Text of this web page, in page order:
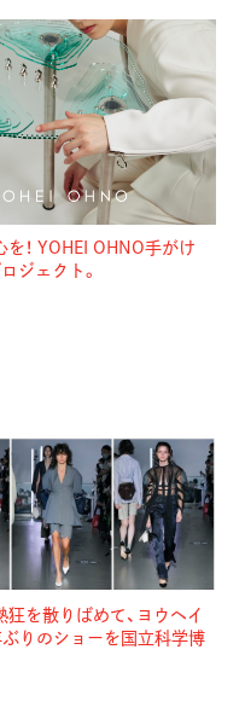
を！ YOHEI OHNO手がけ
ジェクト。
狂を散りばめて、ヨウヘイ
りのショーを国立科学博